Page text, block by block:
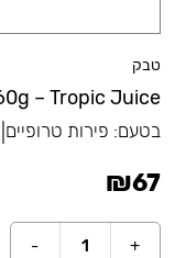
טבק
– Tropic Juice
בטעם: פירות טרופיים
₪67
+
1
-